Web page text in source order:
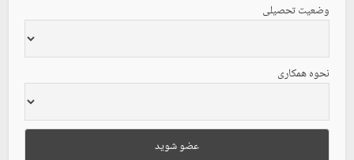
وضعیت تحصیلی
نحوه همکاری